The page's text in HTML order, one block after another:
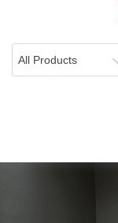
content